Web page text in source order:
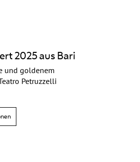
2025 aus Bari
und goldenem
Petruzzelli